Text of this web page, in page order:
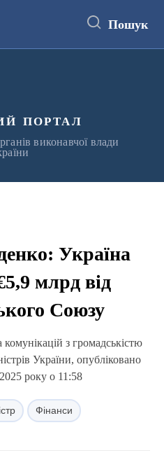
Пошук
портал
виконавчої влади
Україна
млрд від
Союзу
з громадськістю
України, опубліковано
року о 11:58
Фінанси